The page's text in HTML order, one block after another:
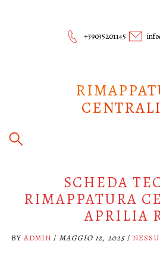
+39035201145
SCHEDA
RIMAPPATURA
APRILIA
BY ADMIN / MAGGIO 12, 2025/